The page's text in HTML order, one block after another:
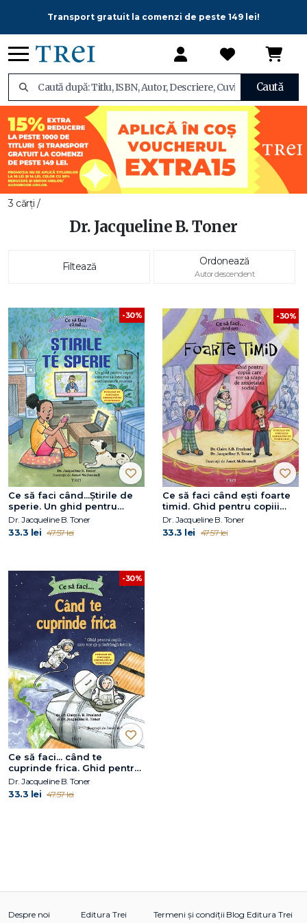
Transport gratuit la comenzi de peste 149 lei!
Caută
3 cărți /
Dr. Jacqueline B. Toner
Filtează Ordonează
Autor descendent
-30%
Ce să faci când...Știrile de
sperie. Un ghid pentru
copiii care vor să înțeleagă
evenimentele recente
Dr. Jacqueline B. Toner
33.3 lei 47.57 lei
-30%
Ce să faci când ești foarte
timid. Ghid pentru copiii
care vor să scape de
anxietatea socială
Dr. Jacqueline B. Toner
33.3 lei 47.57 lei
-30%
Ce să faci... când te
cuprinde frica. Ghid pentru
copiii care vor să-și
înfrângă fobiile
Dr. Jacqueline B. Toner
33.3 lei 47.57 lei
Despre noi Editura Trei Termeni și condiții Blog Editura Trei